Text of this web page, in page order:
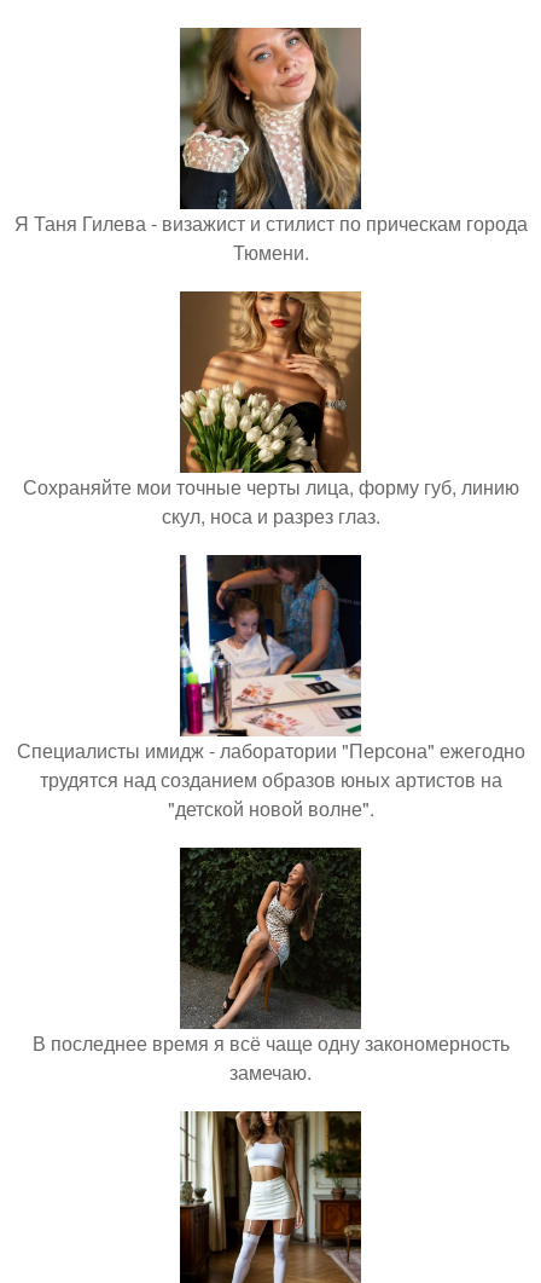
Я Таня Гилева - визажист и стилист по прическам города
Тюмени.
Сохраняйте мои точные черты лица, форму губ, линию
скул, носа и разрез глаз.
Специалисты имидж - лаборатории "Персона" ежегодно
трудятся над созданием образов юных артистов на
"детской новой волне".
В последнее время я всё чаще одну закономерность
замечаю.